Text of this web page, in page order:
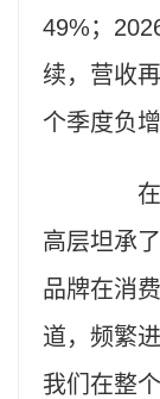
49%；
续，营收
个季度负增
在
高层坦承
品牌在消
道，频繁
我们在整